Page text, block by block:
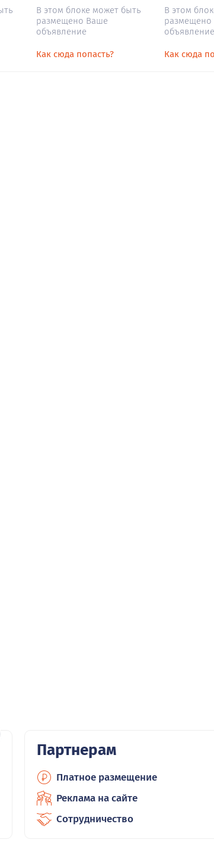
В этом блоке может быть
размещено Ваше
объявление
Как сюда попасть?
В этом
размещено
объявление
Как сюда
Партнерам
Платное размещение
Реклама на сайте
Сотрудничество